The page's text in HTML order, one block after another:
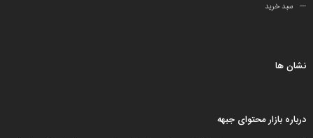
سبد خرید
نشان ها
درباره بازار محتوای جبهه